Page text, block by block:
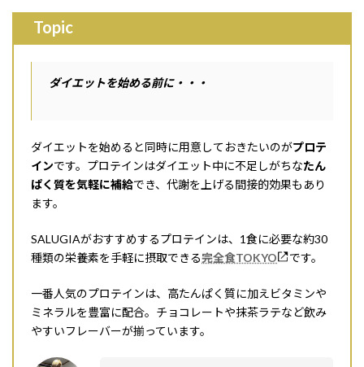
Topic
ダイエットを始める前に・・・
ダイエットを始めると同時に用意しておきたいのがプロテ
インです。プロテインはダイエット中に不足しがちなたん
ぱく質を気軽に補給でき、代謝を上げる間接的効果もあり
ます。
SALUGIAがおすすめするプロテインは、1食に必要な約30
種類の栄養素を手軽に摂取できる完全食TOKYO です。
一番人気のプロテインは、高たんぱく質に加えビタミンや
ミネラルを豊富に配合。チョコレートや抹茶ラテなど飲み
やすいフレーバーが揃っています。